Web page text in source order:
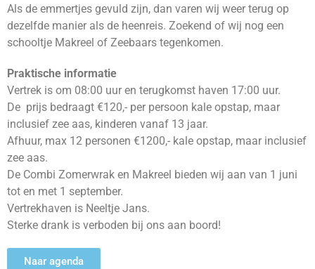
Als de emmertjes gevuld zijn, dan varen wij weer terug op
dezelfde manier als de heenreis. Zoekend of wij nog een
schooltje Makreel of Zeebaars tegenkomen.
Praktische informatie
Vertrek is om 08:00 uur en terugkomst haven 17:00 uur.
De prijs bedraagt €120,- per persoon kale opstap, maar
inclusief zee aas, kinderen vanaf 13 jaar.
Afhuur, max 12 personen €1200,- kale opstap, maar inclusief
zee aas.
De Combi Zomerwrak en Makreel bieden wij aan van 1 juni
tot en met 1 september.
Vertrekhaven is Neeltje Jans.
Sterke drank is verboden bij ons aan boord!
Naar agenda